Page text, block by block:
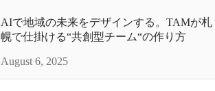
AIで地域の未来をデザインする。TAMが札
幌で仕掛ける“共創型チーム“の作り方
August 6, 2025